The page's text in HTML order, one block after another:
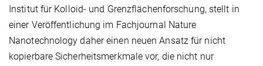
Institut für Kolloid- und Grenzflächenforschung, stellt in
einer Veröffentlichung im Fachjournal Nature
Nanotechnology daher einen neuen Ansatz für nicht
kopierbare Sicherheitsmerkmale vor, die nicht nur